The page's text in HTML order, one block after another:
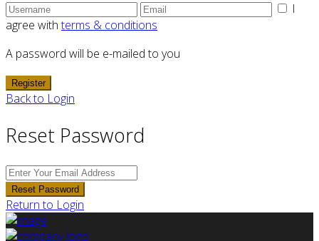
I
agree withterms & conditions
A password will be e-mailed to you
Register
Back to Login
Reset Password
Reset Password
Return to Login